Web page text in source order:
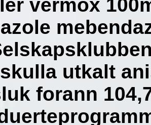
vermox
utkalt
forann